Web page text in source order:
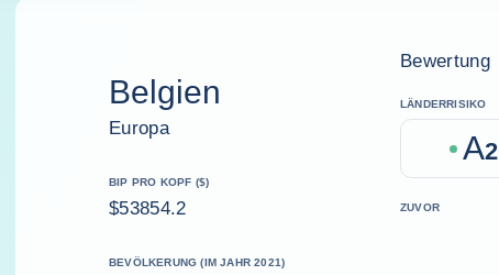
Belgien
Europa
BIP PRO KOPF ($)
$53854.2
BEVÖLKERUNG (IM JAHR 2021)
Bewertung
LÄNDERRISIKO
A2
ZUVOR